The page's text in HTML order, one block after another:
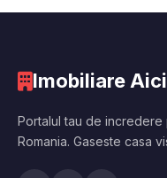
Imobiliare Aici
Portalul tau de
Romania. Gaseste casa